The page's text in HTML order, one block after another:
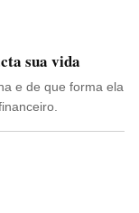
sua vida
e de que forma ela